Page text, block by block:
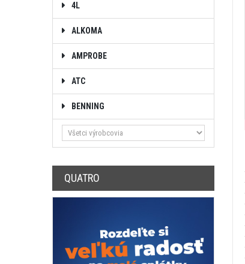
4L
ALKOMA
AMPROBE
ATC
BENNING
QUATRO